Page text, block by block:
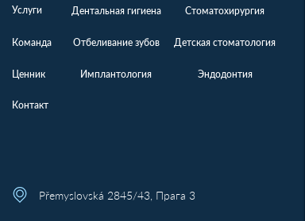
Услуги Дентальная гигиена Стоматохирургия
Команда Отбеливание зубов Детская стоматология
Ценник
Контакт
Имплантология Эндодонтия
Přemyslovská 2845/43, Прага 3